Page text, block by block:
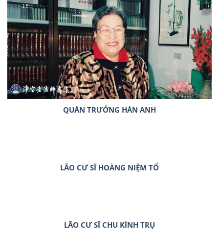
QUÁN TRƯỞNG HÀN ANH
LÃO CƯ SĨ HOÀNG NIỆM TỔ
LÃO CƯ SĨ CHU KÍNH TRỤ